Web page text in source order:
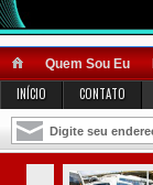
Quem Sou Eu
INÍCIO CONTATO